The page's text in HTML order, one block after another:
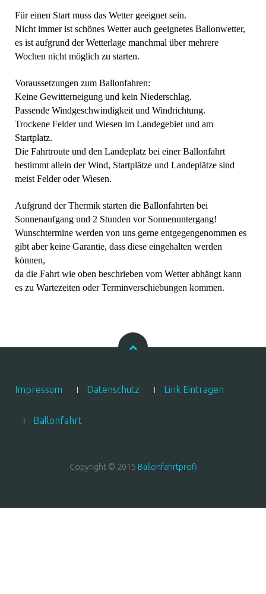
Für einen Start muss das Wetter geeignet sein.
Nicht immer ist schönes Wetter auch geeignetes Ballonwetter,
es ist aufgrund der Wetterlage manchmal über mehrere
Wochen nicht möglich zu starten.
Voraussetzungen zum Ballonfahren:
Keine Gewitterneigung und kein Niederschlag.
Passende Windgeschwindigkeit und Windrichtung.
Trockene Felder und Wiesen im Landegebiet und am
Startplatz.
Die Fahrtroute und den Landeplatz bei einer Ballonfahrt
bestimmt allein der Wind, Startplätze und Landeplätze sind
meist Felder oder Wiesen.
Aufgrund der Thermik starten die Ballonfahrten bei
Sonnenaufgang und 2 Stunden vor Sonnenuntergang!
Wunschtermine werden von uns gerne entgegengenommen es
gibt aber keine Garantie, dass diese eingehalten werden
können,
da die Fahrt wie oben beschrieben vom Wetter abhängt kann
es zu Wartezeiten oder Terminverschiebungen kommen.
Impressum Datenschutz Link Eintragen
Ballonfahrt
Copyright © 2015 Ballonfahrtprofi